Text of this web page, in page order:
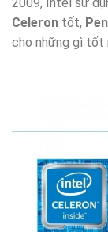
Celeron tốt,
cho những gì tốt